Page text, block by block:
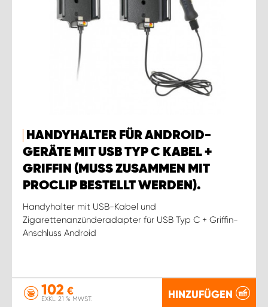
HANDYHALTER FÜR ANDROID-
GERÄTE MIT USB TYP C KABEL +
GRIFFIN (MUSS ZUSAMMEN MIT
PROCLIP BESTELLT WERDEN).
Handyhalter mit USB-Kabel und
Zigarettenanzünderadapter für USB Typ C + Griffin-
Anschluss Android
102 €
EXKL. 21 % MWST. HINZUFÜGEN